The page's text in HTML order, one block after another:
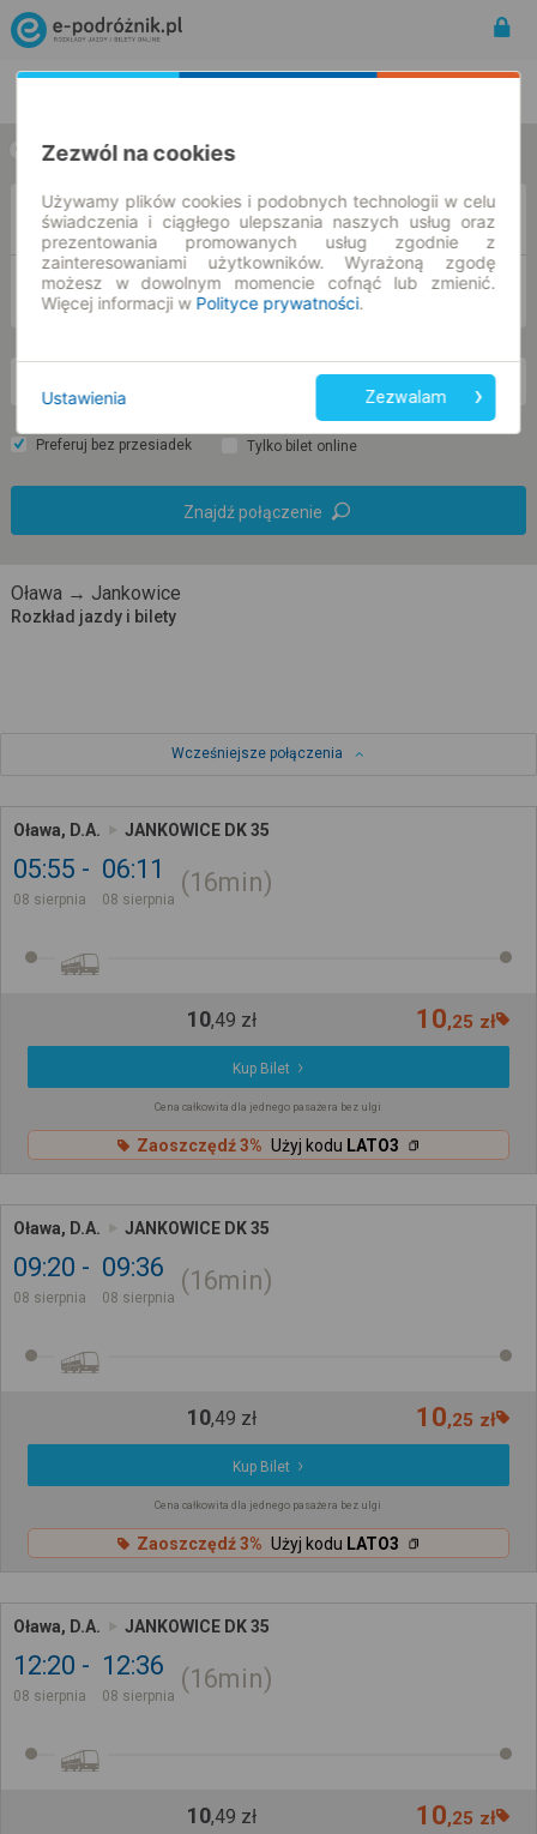
w jedną stronę w obie strony
DO
Preferuj bez przesiadek Tylko bilet online
Znajdź połączenie
Oława → Jankowice
Rozkład jazdy i bilety
Wcześniejsze połączenia
Oława, D.A. JANKOWICE DK 35
05:55
08 sierpnia
06:11
08 sierpnia
16min
10,49 zł 10,25 zł
Kup Bilet
Cena całkowita dla jednego pasażera bez ulgi
Zaoszczędź 3% Użyj kodu LATO3
Oława, D.A. JANKOWICE DK 35
09:20
08 sierpnia
09:36
08 sierpnia
16min
10,49 zł 10,25 zł
Kup Bilet
Cena całkowita dla jednego pasażera bez ulgi
Zaoszczędź 3% Użyj kodu LATO3
Oława, D.A. JANKOWICE DK 35
12:20
08 sierpnia
12:36
08 sierpnia
16min
10,49 zł 10,25 zł
Zezwól na cookies
Używamy plików cookies i podobnych technologii w celu
świadczenia i ciągłego ulepszania naszych usług oraz
prezentowania promowanych usług zgodnie z
zainteresowaniami użytkowników. Wyrażoną zgodę
możesz w dowolnym momencie cofnąć lub zmienić.
Więcej informacji w Polityce prywatności.
Ustawienia Zezwalam